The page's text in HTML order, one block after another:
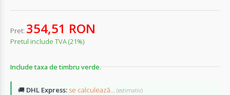
Pret: 354,51 RON
Pretul include TVA (21%)
Include taxa de timbru verde.
🚚 DHL Express: se calculează... (estimativ)